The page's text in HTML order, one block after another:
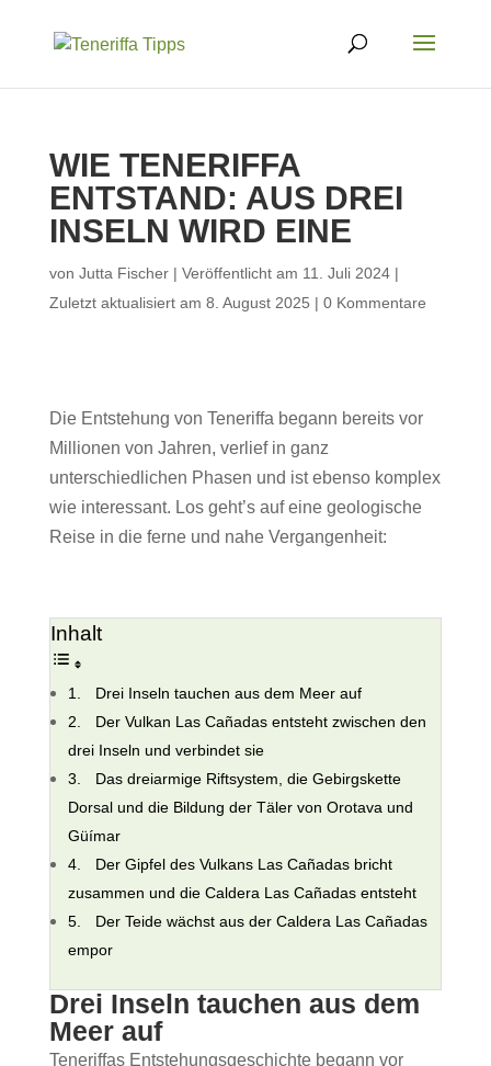
WIE TENERIFFA
ENTSTAND: AUS DREI
INSELN WIRD EINE
von Jutta Fischer| Veröffentlicht am 11. Juli 2024 |
Zuletzt aktualisiert am 8. August 2025 | 0 Kommentare
Die Entstehung von Teneriffa begann bereits vor
Millionen von Jahren, verlief in ganz
unterschiedlichen Phasen und ist ebenso komplex
wie interessant. Los geht’s auf eine geologische
Reise in die ferne und nahe Vergangenheit:
Inhalt
Drei Inseln tauchen aus dem Meer auf
Der Vulkan Las Cañadas entsteht zwischen den
drei Inseln und verbindet sie
Das dreiarmige Riftsystem, die Gebirgskette
Dorsal und die Bildung der Täler von Orotava und
Güímar
Der Gipfel des Vulkans Las Cañadas bricht
zusammen und die Caldera Las Cañadas entsteht
Der Teide wächst aus der Caldera Las Cañadas
empor
Drei Inseln tauchen aus dem
Meer auf
Teneriffas Entstehungsgeschichte begann vor